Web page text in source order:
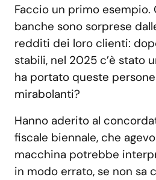
Faccio un primo esempio.
banche sono sorprese
redditi dei loro clienti:
stabili, nel 2025 c’è stato
ha portato queste
mirabolanti?
Hanno aderito al
fiscale biennale, che
macchina potrebbe
in modo errato, se non sa